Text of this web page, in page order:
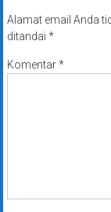
Alamat email Anda
ditandai *
Komentar*